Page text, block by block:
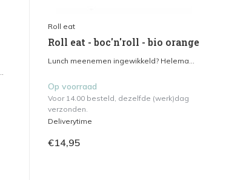
Roll eat
Roll eat - boc'n'roll - bio orange
Lunch meenemen ingewikkeld? Helema...
Op voorraad
Voor 14.00 besteld, dezelfde (werk)dag
verzonden.
Deliverytime
€14,95